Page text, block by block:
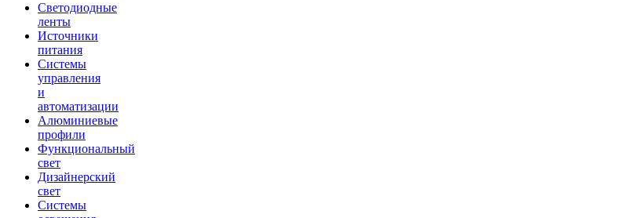
Светодиодные
ленты
Источники
питания
Системы
управления
и
автоматизации
Алюминиевые
профили
Функциональный
свет
Дизайнерский
свет
Системы